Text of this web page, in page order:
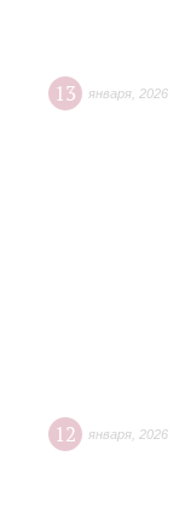
13 января 2026
12 января 2026